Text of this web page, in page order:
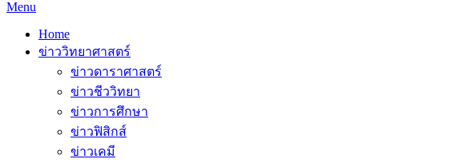
Menu
Home
ข่าววิทยาศาสตร์
ข่าวดาราศาสตร์
ข่าวชีววิทยา
ข่าวการศึกษา
ข่าวฟิสิกส์
ข่าวเคมี